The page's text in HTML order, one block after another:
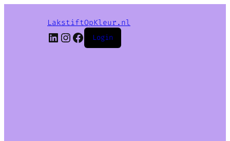
LakstiftOpKleur.nl
LinkedIn
Instagram
Facebook
Login